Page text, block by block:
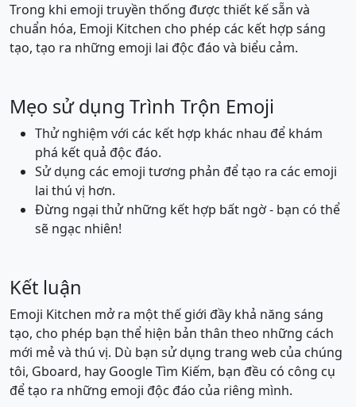
🙆
🙆‍♂️ 🙆‍♀️ 💁 💁‍♂️
💁‍♀️
🙇
🙇‍♂️ 🙇‍♀️ 🤦 🤦‍♂️
🤦‍♀️
🤷
🤷‍♂️ 🤷‍♀️ 👨‍⚕️ 👩‍⚕️
🧑‍⚕️
👨‍🎓
👩‍🎓
👨‍⚖️
👨‍🍳
👩‍🍳 🧑‍🍳 👨‍🔧 👩‍🔧
🧑‍🔧
👨‍🏭
👩‍🏭 🧑‍🏭 👨‍💼 👩‍💼
Trong khi emoji truyền thống được thiết kế sẵn và
chuẩn hóa, Emoji Kitchen cho phép các kết hợp sáng
tạo, tạo ra những emoji lai độc đáo và biểu cảm.
Mẹo sử dụng Trình Trộn Emoji
Thử nghiệm với các kết hợp khác nhau để khám
phá kết quả độc đáo.
Sử dụng các emoji tương phản để tạo ra các emoji
lai thú vị hơn.
Đừng ngại thử những kết hợp bất ngờ - bạn có thể
sẽ ngạc nhiên!
Kết luận
Emoji Kitchen mở ra một thế giới đầy khả năng sáng
tạo, cho phép bạn thể hiện bản thân theo những cách
mới mẻ và thú vị. Dù bạn sử dụng trang web của chúng
tôi, Gboard, hay Google Tìm Kiếm, bạn đều có công cụ
để tạo ra những emoji độc đáo của riêng mình.